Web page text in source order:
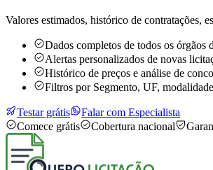
Valores estimados, histórico de contratações,
Dados completos de todos os órgãos
Alertas personalizados de novas
Histórico de preços e análise de
Filtros por Segmento, UF,
Testar grátis
Falar com Especialista
Comece grátis
Cobertura nacional